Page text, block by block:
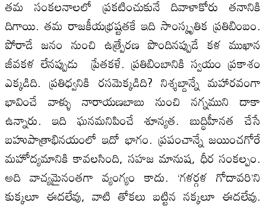
తమ సంకలనాలలో ప్రకటించుకునే దివాళాకోరు తనానికి
దిగాయి. తమ రాజకీయభ్రష్టతకే ఇది సాంస్కృతిక ప్రతిబింబం.
పోరాడే జనం నుంచి ఉత్ప్రేరణ పొందినప్పుడే కళ ముఖాన
జీవకళ లేనప్పుడు ప్రేతకళే. ప్రతిబింబానికి స్వయం ప్రకాశం
ఎక్కడిది. ప్రతిధ్వనికి రసమెక్కడిది? నిశ్శబ్దాన్నే మహారవంగా
భావించే వాళ్ళు నారాయణబాబు నుంచి నగ్నముని దాకా
ఉన్నారు. ఇది ఘనమనిపించే శూన్యత. బుద్ధిహీనత చేసే
బహుపాత్రాభినయంలో ఇదో భాగం. ప్రపంచాన్నే జయించగోరే
మహోద్యమానికి కావలసింది, సహజ మానుష, ధీర సంకల్పం.
అది వాచ్యమైనంతగా వ్యంగ్యం కాదు. ‘గళర్గళ గోదావరి’ని
కుక్కలూ ఈదలేవు, వాటి తోకలు బట్టిన నక్కలూ ఈదలేవు.